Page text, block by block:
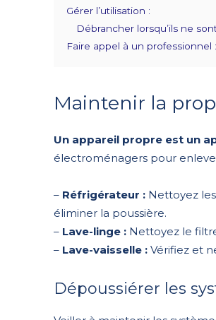
Gérer l’utilisation :
Débrancher lorsqu’ils ne
Faire appel à un professionnel :
Maintenir la
Un appareil propre est un
électroménagers pour
– Réfrigérateur : Nettoyez
éliminer la poussière.
– Lave-linge : Nettoyez le
– Lave-vaisselle : Vérifiez et
Dépoussiérer les